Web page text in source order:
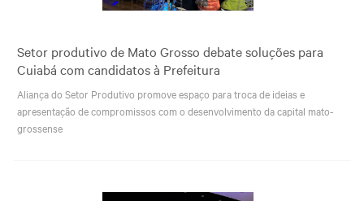
Setor produtivo de Mato Grosso debate soluções para
Cuiabá com candidatos à Prefeitura
Aliança do Setor Produtivo promove espaço para troca de ideias e
apresentação de compromissos com o desenvolvimento da capital mato-
grossense